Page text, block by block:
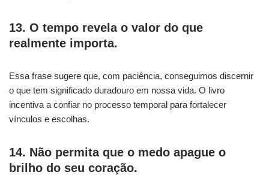
13. O tempo revela o valor do que
realmente importa.
Essa frase sugere que, com paciência, conseguimos discernir
o que tem significado duradouro em nossa vida. O livro
incentiva a confiar no processo temporal para fortalecer
vínculos e escolhas.
14. Não permita que o medo apague o
brilho do seu coração.